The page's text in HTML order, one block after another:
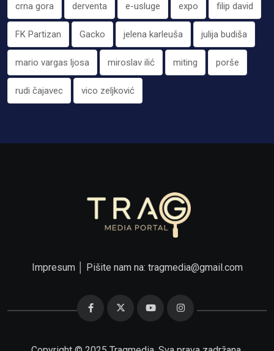
crna gora derventa e-usluge expo filip david
FK Partizan Gacko jelena karleuša julija budiša
mario vargas ljosa miroslav ilić miting porše
rudi čajavec vico zeljković
Impresum│ Pišite nam na: tragmedia@gmail.com